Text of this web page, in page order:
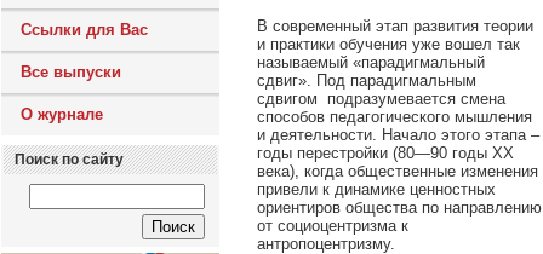
Ссылки для Вас
Все выпуски
О журнале
Поиск по сайту
В современный этап развития теории
и практики обучения уже вошел так
называемый «парадигмальный
сдвиг». Под парадигмальным
сдвигом подразумевается смена
способов педагогического мышления
и деятельности. Начало этого этапа –
годы перестройки (80—90 годы ХХ
века), когда общественные изменения
привели к динамике ценностных
ориентиров общества по направлению
от социоцентризма к
антропоцентризму.